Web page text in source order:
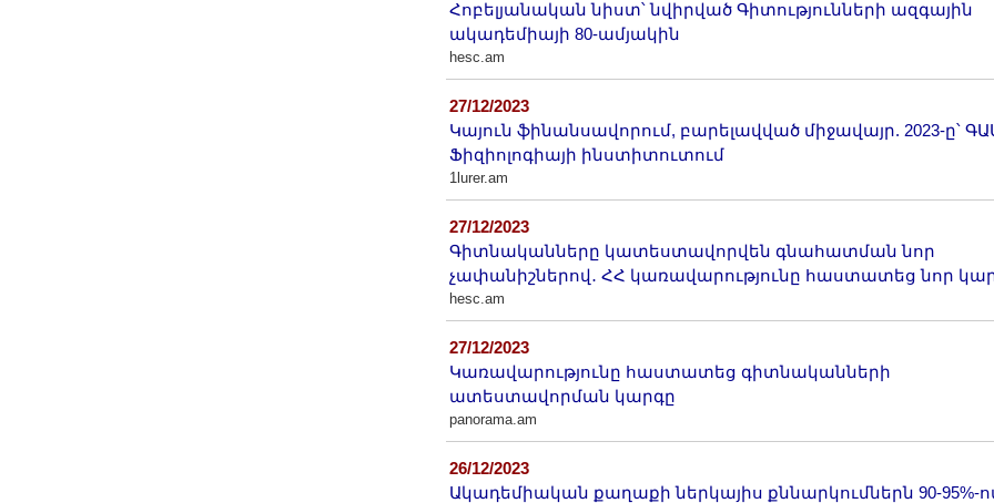
Հոբելյանական նիստ՝ նվիրված Գիտությունների ազգային
ակադեմիայի 80-ամյակին
hesc.am
27/12/2023
Կայուն ֆինանսավորում, բարելավված միջավայր. 2023-ը՝
Ֆիզիոլոգիայի ինստիտուտում
1lurer.am
27/12/2023
Գիտնականները կատեստավորվեն գնահատման նոր
չափանիշներով․ ՀՀ կառավարությունը հաստատեց նոր
hesc.am
27/12/2023
Կառավարությունը հաստատեց գիտնականների
ատեստավորման կարգը
panorama.am
26/12/2023
Ակադեմիական քաղաքի ներկայիս քննարկումներն 90-95%-